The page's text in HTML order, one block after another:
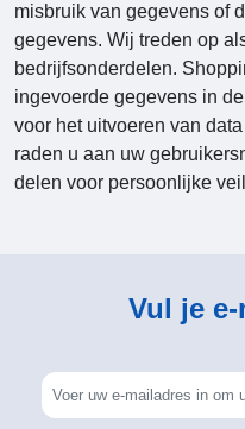
misbruik van gegevens of
gegevens. Wij treden op
bedrijfsonderdelen.
ingevoerde gegevens in
voor het uitvoeren van
raden u aan uw
delen voor persoonlijke
Vul je